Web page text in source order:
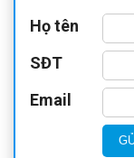
Họ tên
SĐT
Email